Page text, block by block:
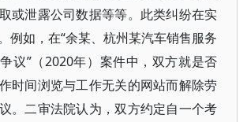
或泄露公司数据等等。此类纠纷在实
例如，在“余某、杭州某汽车销售服务
议”（2020年）案件中，双方就是否
时间浏览与工作无关的网站而解除劳
。二审法院认为，双方约定自一个考